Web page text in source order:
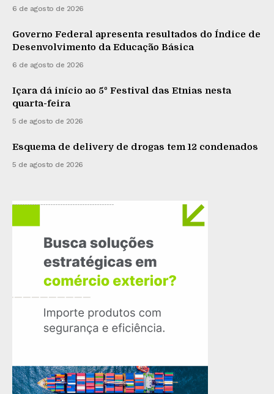
6 de agosto de 2026
Governo Federal apresenta resultados do Índice de
Desenvolvimento da Educação Básica
6 de agosto de 2026
Içara dá início ao 5º Festival das Etnias nesta
quarta-feira
5 de agosto de 2026
Esquema de delivery de drogas tem 12 condenados
5 de agosto de 2026